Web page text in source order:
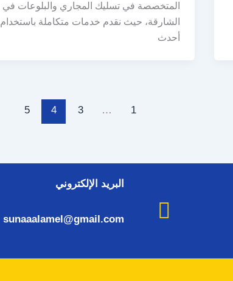
المتخصصة في تسليك المجاري والبلوعات في
الشارقة، حيث نقدم خدمات متكاملة باستخدام
أحدث
1
…
3
4
5
البريد الإلكتروني
sunaaalamel@gmail.com